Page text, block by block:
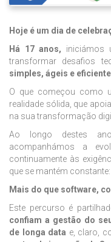
Hoje é um dia de
Há 17 anos, iniciámos
transformar desafios
simples, ágeis e
O que começou como
realidade sólida, que
na sua transformação
Ao longo destes
acompanhámos a
continuamente às
que se mantém constante:
Mais do que software,
Este percurso é
confiam a gestão do
de longa data e, claro,